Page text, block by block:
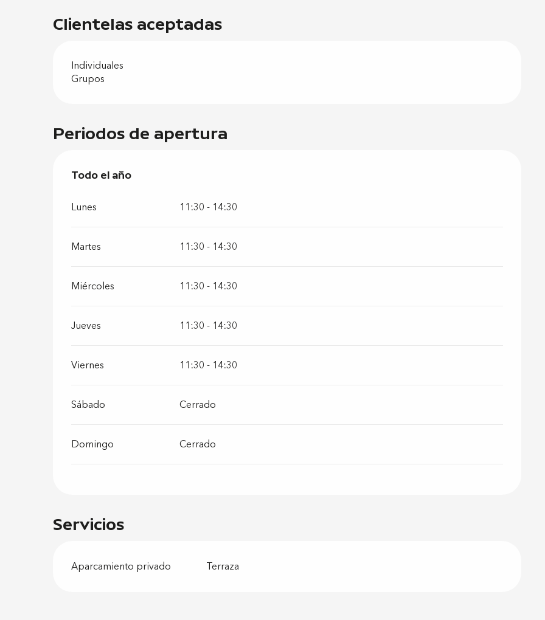
Servicios
Aparcamiento privado Terraza
Clientelas aceptadas
Individuales
Grupos
Periodos de apertura
Todo el año
Todo el año
Lunes 11:30 - 14:30
Martes 11:30 - 14:30
Miércoles 11:30 - 14:30
Jueves 11:30 - 14:30
Viernes 11:30 - 14:30
Sábado Cerrado
Domingo Cerrado